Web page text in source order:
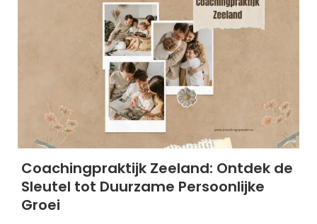
Coachingpraktijk Zeeland: Ontdek de
Sleutel tot Duurzame Persoonlijke
Groei